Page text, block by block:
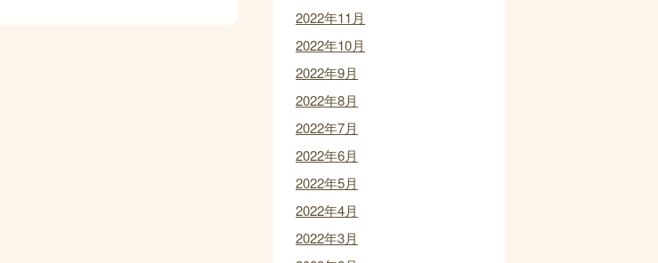
2022年11月
2022年10月
2022年9月
2022年8月
2022年7月
2022年6月
2022年5月
2022年4月
2022年3月